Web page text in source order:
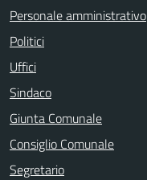
Personale amministrativo
Politici
Uffici
Sindaco
Giunta Comunale
Consiglio Comunale
Segretario